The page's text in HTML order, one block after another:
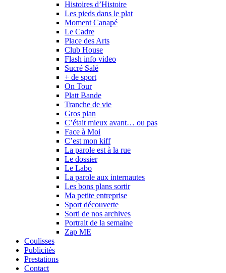
Histoires d’Histoire
Les pieds dans le plat
Moment Canapé
Le Cadre
Place des Arts
Club House
Flash info video
Sucré Salé
+ de sport
On Tour
Platt Bande
Tranche de vie
Gros plan
C’était mieux avant… ou pas
Face à Moi
C’est mon kiff
La parole est à la rue
Le dossier
Le Labo
La parole aux internautes
Les bons plans sortir
Ma petite entreprise
Sport découverte
Sorti de nos archives
Portrait de la semaine
Zap ME
Coulisses
Publicités
Prestations
Contact